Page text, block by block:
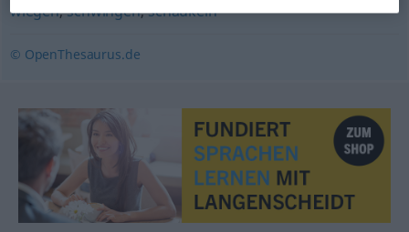
wiegen,schwingen,schaukeln
© OpenThesaurus.de